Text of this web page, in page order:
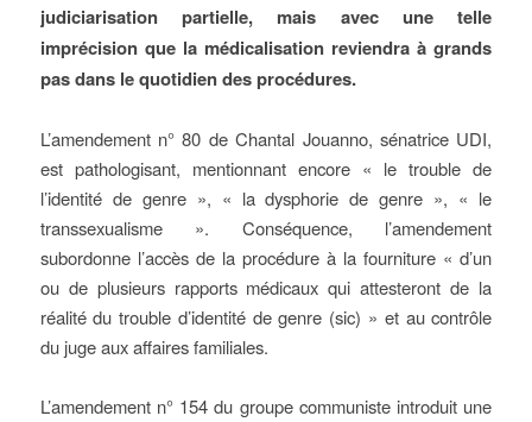
judiciarisation partielle, mais avec une telle
imprécision que la médicalisation reviendra à grands
pas dans le quotidien des procédures.
L’amendement n° 80 de Chantal Jouanno, sénatrice UDI,
est pathologisant, mentionnant encore « le trouble de
l’identité de genre », « la dysphorie de genre », « le
transsexualisme ». Conséquence, l’amendement
subordonne l’accès de la procédure à la fourniture « d’un
ou de plusieurs rapports médicaux qui attesteront de la
réalité du trouble d’identité de genre (sic) » et au contrôle
du juge aux affaires familiales.
L’amendement n° 154 du groupe communiste introduit une